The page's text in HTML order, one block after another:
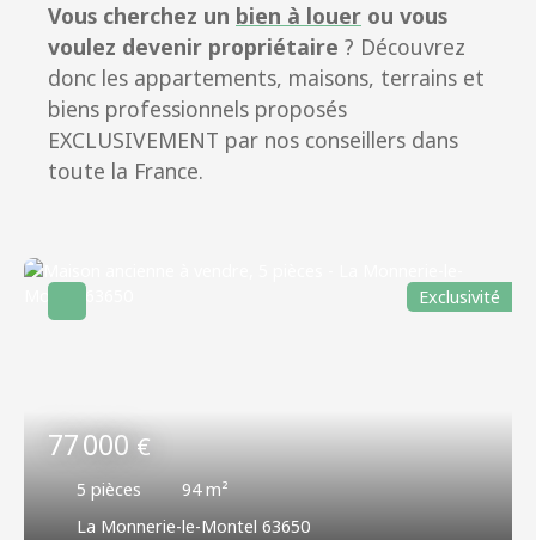
Vous cherchez un bien à louer ou vous
voulez devenir propriétaire ? Découvrez
donc les appartements, maisons, terrains et
biens professionnels proposés
EXCLUSIVEMENT par nos conseillers dans
toute la France.
77 000€
5 pièces 94m²
La Monnerie-le-Montel 63650
Exclusivité